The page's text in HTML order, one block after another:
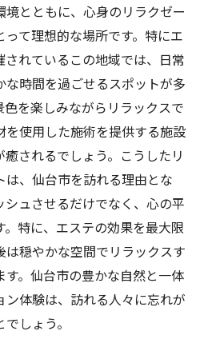
を仙台市で体験エステキャ
り戻す
キャンペーンで心も体もリ
日常生活に輝きをもたらす
活用して美しさを再発見す
きる特別なリフレッシュプ
ーンの魅力を徹底解説
気仙沼市で取り戻す
を引き出す秘訣
とともに、心身のリラクゼー
て理想的な場所です。特にエ
されているこの地域では、日常
時間を過ごせるスポットが多
を楽しみながらリラックスで
を使用した施術を提供する施設
されるでしょう。こうしたリ
は、仙台市を訪れる理由とな
シュさせるだけでなく、心の平
特に、エステの効果を最大限
は穏やかな空間でリラックスす
す。仙台市の豊かな自然と一体
ン体験は、訪れる人々に忘れが
しょう。